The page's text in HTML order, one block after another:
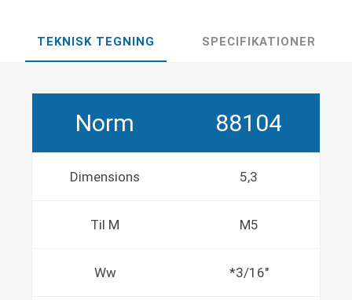
TEKNISK TEGNING SPECIFIKATIONER
Norm 88104
Dimensions 5,3
Til M M5
Ww *3/16"